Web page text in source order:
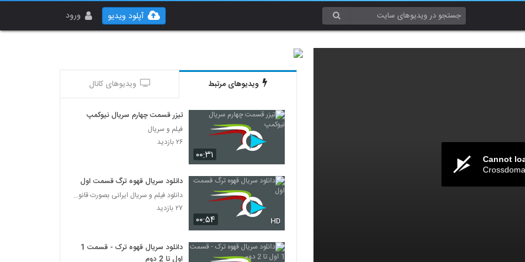
ورود آپلود ویدیو
Cannot
ویدیوهای مرتبط ویدیوهای کانال
۰۰:۳۱
تیزر قسمت چهارم سریال نیوکمپ
فیلم و سریال
۲۶ بازدید
۰۰:۵۴ HD
دانلود سریال قهوه ترگ قسمت اول
دانلود فیلم و سریال ایرانی بصورت قانونی
۲۷ بازدید
دانلود سریال قهوه ترک - قسمت 1
اول تا 2 دوم